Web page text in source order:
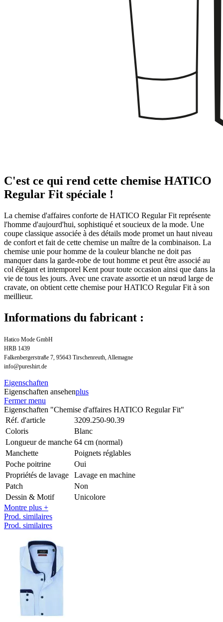
C'est ce qui rend cette chemise HATICO
Regular Fit spéciale !
La chemise d'affaires conforte de HATICO Regular Fit représente
l'homme d'aujourd'hui, sophistiqué et soucieux de la mode. Une
coupe classique associée à des détails mode promet un haut niveau
de confort et fait de cette chemise un maître de la combinaison. La
chemise unie pour homme de la couleur blanche ne doit pas
manquer dans la garde-robe de tout homme et peut être associé au
col élégant et intemporel Kent pour toute occasion ainsi que dans la
vie de tous les jours. Avec une cravate assortie et un nœud large de
cravate, on obtient cette chemise pour HATICO Regular Fit à son
meillieur.
Informations du fabricant :
Hatico Mode GmbH
HRB 1439
Falkenbergerstraße 7, 95643 Tirschenreuth, Allemagne
info@pureshirt.de
Eigenschaften
Eigenschaften ansehenplus
Fermer menu
Eigenschaften "Chemise d'affaires HATICO Regular Fit"
Réf. d'article
3209.250-90.39
Coloris
Blanc
Longueur de manche 64 cm (normal)
Manchette
Poignets réglables
Poche poitrine
Oui
Propriétés de lavage
Lavage en machine
Patch
Non
Dessin & Motif
Unicolore
Montre plus +
Prod. similaires
Prod. similaires